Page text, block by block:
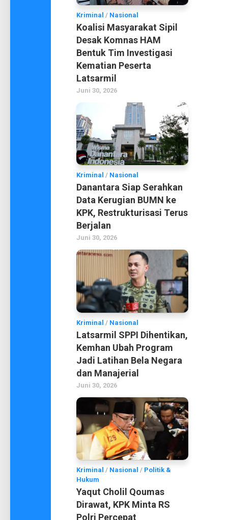
Kriminal / Nasional
Koalisi Masyarakat Sipil
Desak Komnas HAM
Bentuk Tim Investigasi
Kematian Peserta
Latsarmil
Juni 30, 2026
Kriminal / Nasional
Danantara Siap Serahkan
Data Kerugian BUMN ke
KPK, Restrukturisasi Terus
Berjalan
Juni 30, 2026
Kriminal / Nasional
Latsarmil SPPI Dihentikan,
Kemhan Ubah Program
Jadi Latihan Bela Negara
dan Manajerial
Juni 30, 2026
Kriminal / Nasional / Politik &
Hukum
Yaqut Cholil Qoumas
Dirawat, KPK Minta RS
Polri Percepat